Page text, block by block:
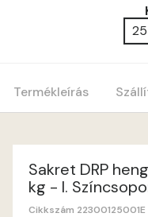
Termékleírás
Sakret DRP
kg - I.
Cikkszám 22300125001E